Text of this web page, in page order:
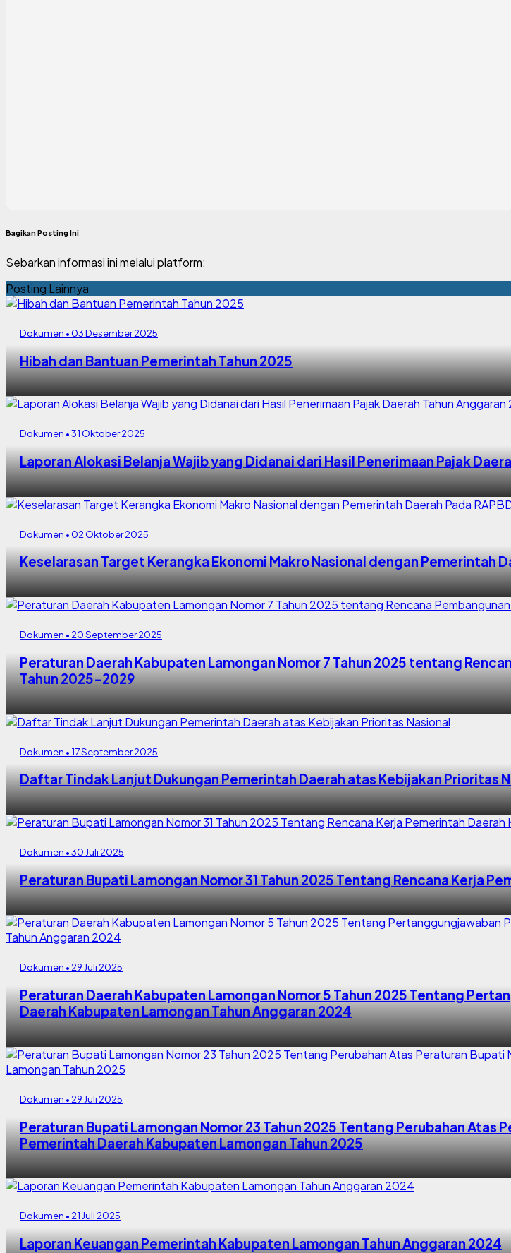
Bagikan Posting Ini
Sebarkan informasi ini melalui platform:
Posting Lainnya
Dokumen • 03 Desember 2025
Hibah dan Bantuan Pemerintah Tahun 2025
Dokumen • 31 Oktober 2025
Laporan Alokasi Belanja Wajib yang Didanai dari Hasil Penerimaan Pajak
Dokumen • 02 Oktober 2025
Keselarasan Target Kerangka Ekonomi Makro Nasional dengan Pemerintah
Dokumen • 20 September 2025
Peraturan Daerah Kabupaten Lamongan Nomor 7 Tahun 2025 tentang
Tahun 2025-2029
Dokumen • 17 September 2025
Daftar Tindak Lanjut Dukungan Pemerintah Daerah atas Kebijakan Prioritas
Dokumen • 30 Juli 2025
Peraturan Bupati Lamongan Nomor 31 Tahun 2025 Tentang Rencana Kerja
Dokumen • 29 Juli 2025
Peraturan Daerah Kabupaten Lamongan Nomor 5 Tahun 2025 Tentang
Daerah Kabupaten Lamongan Tahun Anggaran 2024
Dokumen • 29 Juli 2025
Peraturan Bupati Lamongan Nomor 23 Tahun 2025 Tentang Perubahan Atas
Pemerintah Daerah Kabupaten Lamongan Tahun 2025
Dokumen • 21 Juli 2025
Laporan Keuangan Pemerintah Kabupaten Lamongan Tahun Anggaran 2024